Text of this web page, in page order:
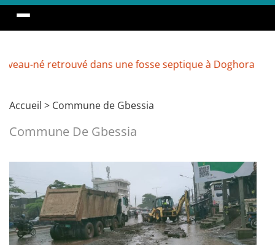
né retrouvé dans une fosse septique à Doghora
Accueil > Commune de Gbessia
Commune De Gbessia